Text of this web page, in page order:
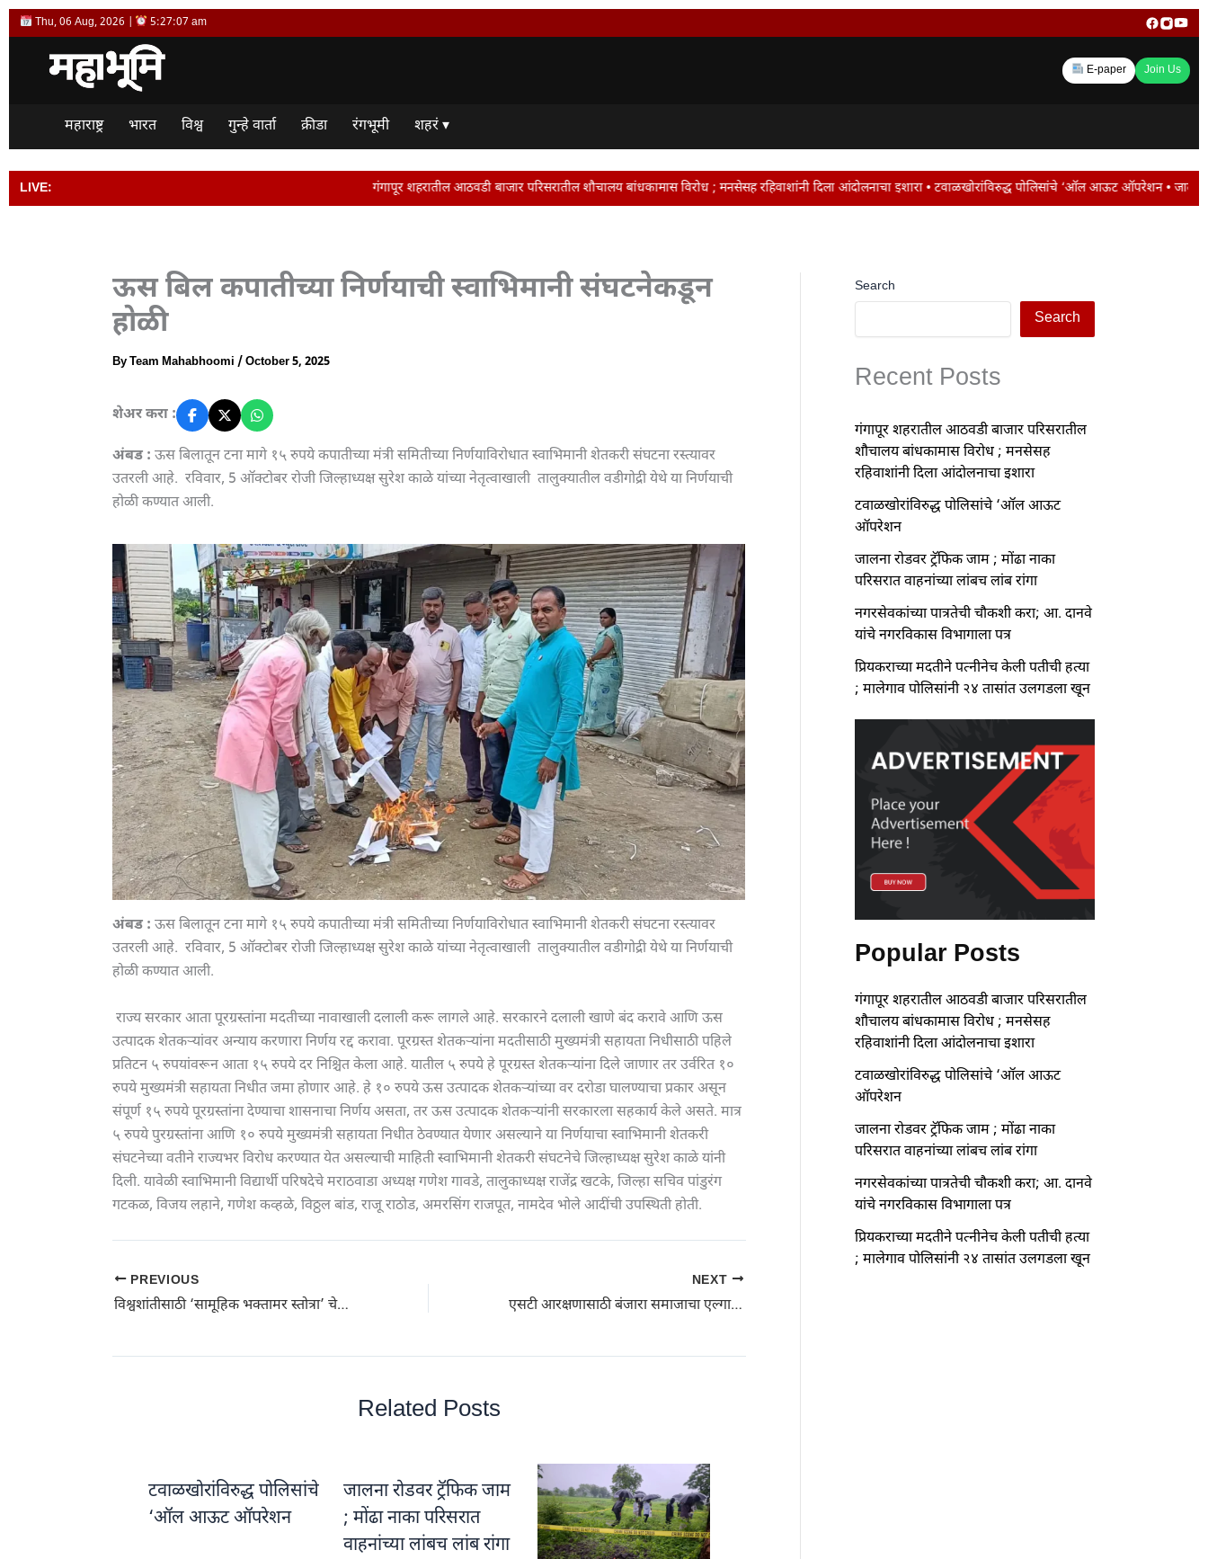
Skip
to
Thu, 06 Aug, 2026 | 5:27:08 am
E-paper Join Us
महाराष्ट्र भारत विश्व गुन्हे वार्ता क्रीडा रंगभूमी शहरं ▾
LIVE: गंगापूर शहरातील आठवडी बाजार परिसरातील शौचालय बांधकामास विरोध ; मनसेसह रहिवाशांनी दिला आंदोलनाचा इशारा • टवाळखोरांविरुद्ध पोलिसांचे ‘ऑल आऊट ऑपरेशन • जालना रोडवर ट्रॅफिक जाम ;
ऊस बिल कपातीच्या निर्णयाची स्वाभिमानी संघटनेकडून
होळी
ByTeam Mahabhoomi /October 5, 2025
शेअर करा :
अंबड : ऊस बिलातून टना मागे १५ रुपये कपातीच्या मंत्री समितीच्या निर्णयाविरोधात स्वाभिमानी शेतकरी संघटना रस्त्यावर
उतरली आहे. रविवार, 5 ऑक्टोबर रोजी जिल्हाध्यक्ष सुरेश काळे यांच्या नेतृत्वाखाली तालुक्यातील वडीगोद्री येथे या निर्णयाची
होळी कण्यात आली.
अंबड : ऊस बिलातून टना मागे १५ रुपये कपातीच्या मंत्री समितीच्या निर्णयाविरोधात स्वाभिमानी शेतकरी संघटना रस्त्यावर
उतरली आहे. रविवार, 5 ऑक्टोबर रोजी जिल्हाध्यक्ष सुरेश काळे यांच्या नेतृत्वाखाली तालुक्यातील वडीगोद्री येथे या निर्णयाची
होळी कण्यात आली.
राज्य सरकार आता पूरग्रस्तांना मदतीच्या नावाखाली दलाली करू लागले आहे. सरकारने दलाली खाणे बंद करावे आणि ऊस
उत्पादक शेतकऱ्यांवर अन्याय करणारा निर्णय रद्द करावा. पूरग्रस्त शेतकऱ्यांना मदतीसाठी मुख्यमंत्री सहायता निधीसाठी पहिले
प्रतिटन ५ रुपयांवरून आता १५ रुपये दर निश्चित केला आहे. यातील ५ रुपये हे पूरग्रस्त शेतकऱ्यांना दिले जाणार तर उर्वरित १०
रुपये मुख्यमंत्री सहायता निधीत जमा होणार आहे. हे १० रुपये ऊस उत्पादक शेतकऱ्यांच्या वर दरोडा घालण्याचा प्रकार असून
संपूर्ण १५ रुपये पूरग्रस्तांना देण्याचा शासनाचा निर्णय असता, तर ऊस उत्पादक शेतकऱ्यांनी सरकारला सहकार्य केले असते. मात्र
५ रुपये पुरग्रस्तांना आणि १० रुपये मुख्यमंत्री सहायता निधीत ठेवण्यात येणार असल्याने या निर्णयाचा स्वाभिमानी शेतकरी
संघटनेच्या वतीने राज्यभर विरोध करण्यात येत असल्याची माहिती स्वाभिमानी शेतकरी संघटनेचे जिल्हाध्यक्ष सुरेश काळे यांनी
दिली. यावेळी स्वाभिमानी विद्यार्थी परिषदेचे मराठवाडा अध्यक्ष गणेश गावडे, तालुकाध्यक्ष राजेंद्र खटके, जिल्हा सचिव पांडुरंग
गटकळ, विजय लहाने, गणेश कव्हळे, विठ्ठल बांड, राजू राठोड, अमरसिंग राजपूत, नामदेव भोले आदींची उपस्थिती होती.
PREVIOUS
विश्वशांतीसाठी ‘सामूहिक भक्तामर स्तोत्रा’ चे आयोजन; 25 हजार भाविकांची राहणार उपस्थिती
NEXT
एसटी आरक्षणासाठी बंजारा समाजाचा एल्गार; जिल्हाधिकारी कार्यालयावर धडकला मोर्चा
Related Posts
टवाळखोरांविरुद्ध पोलिसांचे
‘ऑल आऊट ऑपरेशन
जालना रोडवर ट्रॅफिक जाम
; मोंढा नाका परिसरात
वाहनांच्या लांबच लांब रांगा
Search
Search
Recent Posts
गंगापूर शहरातील आठवडी बाजार परिसरातील
शौचालय बांधकामास विरोध ; मनसेसह
रहिवाशांनी दिला आंदोलनाचा इशारा
टवाळखोरांविरुद्ध पोलिसांचे ‘ऑल आऊट
ऑपरेशन
जालना रोडवर ट्रॅफिक जाम ; मोंढा नाका
परिसरात वाहनांच्या लांबच लांब रांगा
नगरसेवकांच्या पात्रतेची चौकशी करा; आ. दानवे
यांचे नगरविकास विभागाला पत्र
प्रियकराच्या मदतीने पत्नीनेच केली पतीची हत्या
; मालेगाव पोलिसांनी २४ तासांत उलगडला खून
Popular Posts
गंगापूर शहरातील आठवडी बाजार परिसरातील
शौचालय बांधकामास विरोध ; मनसेसह
रहिवाशांनी दिला आंदोलनाचा इशारा
टवाळखोरांविरुद्ध पोलिसांचे ‘ऑल आऊट
ऑपरेशन
जालना रोडवर ट्रॅफिक जाम ; मोंढा नाका
परिसरात वाहनांच्या लांबच लांब रांगा
नगरसेवकांच्या पात्रतेची चौकशी करा; आ. दानवे
यांचे नगरविकास विभागाला पत्र
प्रियकराच्या मदतीने पत्नीनेच केली पतीची हत्या
; मालेगाव पोलिसांनी २४ तासांत उलगडला खून